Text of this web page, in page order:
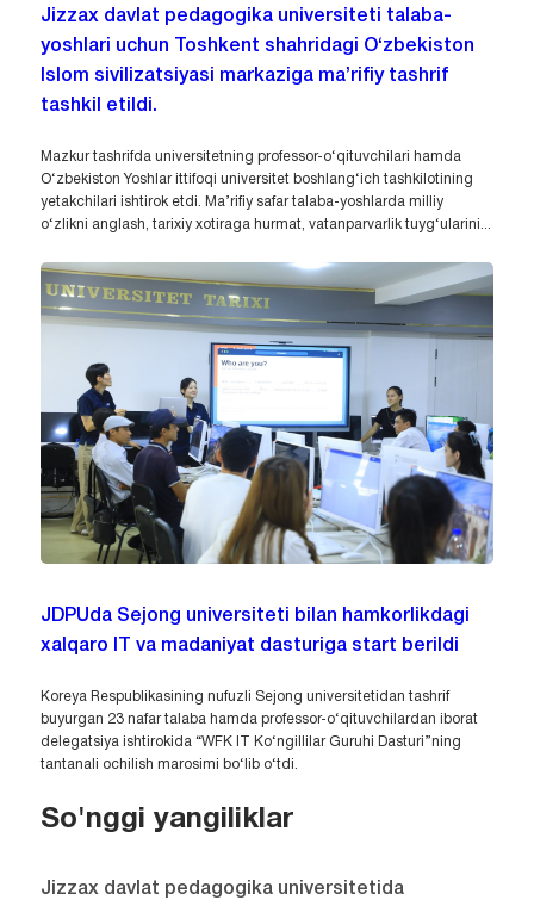
Jizzax davlat pedagogika universiteti talaba-
yoshlari uchun Toshkent shahridagi O‘zbekiston
Islom sivilizatsiyasi markaziga ma’rifiy tashrif
tashkil etildi.
Mazkur tashrifda universitetning professor-o‘qituvchilari hamda
O‘zbekiston Yoshlar ittifoqi universitet boshlang‘ich tashkilotining
yetakchilari ishtirok etdi. Ma’rifiy safar talaba-yoshlarda milliy
o‘zlikni anglash, tarixiy xotiraga hurmat, vatanparvarlik tuyg‘ularini...
JDPUda Sejong universiteti bilan hamkorlikdagi
xalqaro IT va madaniyat dasturiga start berildi
Koreya Respublikasining nufuzli Sejong universitetidan tashrif
buyurgan 23 nafar talaba hamda professor-o‘qituvchilardan iborat
delegatsiya ishtirokida “WFK IT Ko‘ngillilar Guruhi Dasturi”ning
tantanali ochilish marosimi bo‘lib o‘tdi.
So'nggi yangiliklar
Jizzax davlat pedagogika universitetida